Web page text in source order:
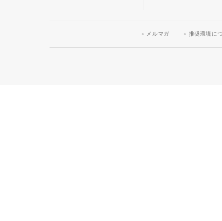
メルマガ 推奨環境に